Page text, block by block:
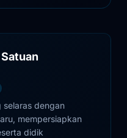
selaras dengan
mempersiapkan
didik